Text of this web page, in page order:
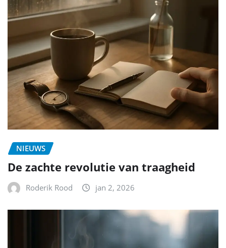
NIEUWS
De zachte revolutie van traagheid
Roderik Rood jan 2, 2026